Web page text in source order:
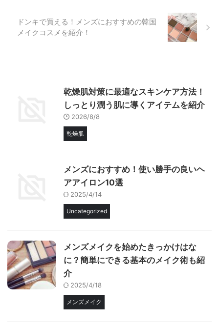
ドンキで買える！メンズにおすすめの韓国
メイクコスメを紹介！
乾燥肌対策に最適なスキンケア方法！
しっとり潤う肌に導くアイテムを紹介
2026/8/8
乾燥肌
メンズにおすすめ！使い勝手の良いヘ
アアイロン10選
2025/4/14
Uncategorized
メンズメイクを始めたきっかけはな
に？簡単にできる基本のメイク術も紹
介
2025/4/18
メンズメイク